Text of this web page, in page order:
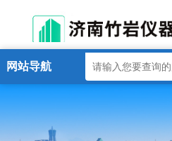
网站导航